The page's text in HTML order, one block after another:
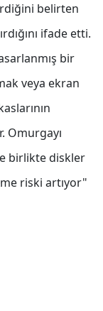
belirten
ifade etti.
bir
veya ekran
Omurgayı
birlikte diskler
riski artıyor"